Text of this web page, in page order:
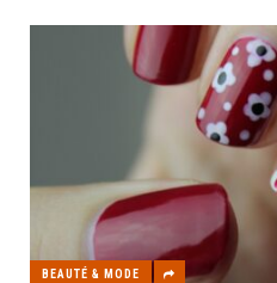
BEAUTÉ & MODE